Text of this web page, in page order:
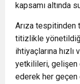
kapsamı altında
Arıza tespitinden
titizlikle
ihtiyaçlarına
yetkilileri, gelişen
ederek her geçen